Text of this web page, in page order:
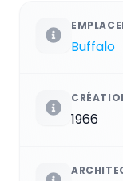
Buffalo
1966